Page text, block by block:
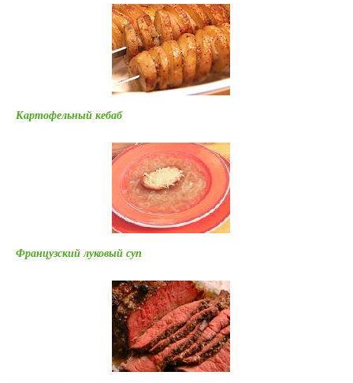
Картофельный кебаб
Французский луковый суп